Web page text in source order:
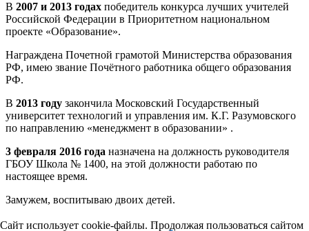
В 2007 и 2013 годах победитель конкурса лучших учителей
Российской Федерации в Приоритетном национальном
проекте «Образование».
Награждена Почетной грамотой Министерства образования
РФ, имею звание Почётного работника общего образования
РФ.
В 2013 году закончила Московский Государственный
университет технологий и управления им. К.Г. Разумовского
по направлению «менеджмент в образовании» .
3 февраля 2016 года назначена на должность руководителя
ГБОУ Школа № 1400, на этой должности работаю по
настоящее время.
Замужем, воспитываю двоих детей.
Сайт использует cookie-файлы. Продолжая пользоваться сайтом